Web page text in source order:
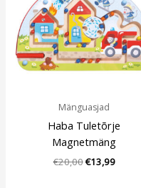
Mänguasjad
Haba Tuletõrje
Magnetmäng
€20,00€13,99